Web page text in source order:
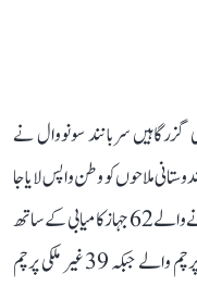
گزرگاہیں سربانند سونووال نے
کو بتایا کہ خلیجی خطے سے اب تک 4,052 ہندوستانی ملاحوں کو وطن واپس لایا جا
چکا ہے۔ انہوں نے کہا کہ 3 اگست تک ہندوستان آنے والے 62 جہاز کامیابی کے ساتھ
آبنائے ہرمز سے گزرے، جن میں 23 ہندوستانی پرچم والے جبکہ 39 غیر ملکی پرچم